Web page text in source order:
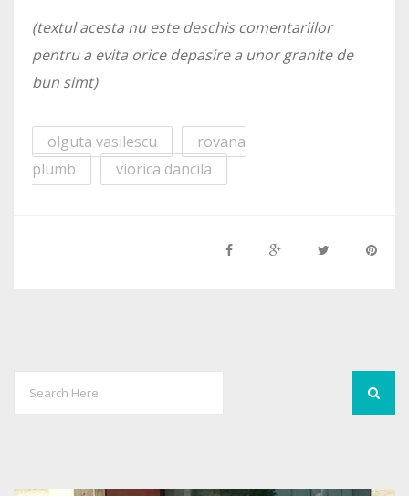
(textul acesta nu este deschis comentariilor
pentru a evita orice depasire a unor granite de
bun simt)
olguta vasilescu
rovana
plumb
viorica dancila